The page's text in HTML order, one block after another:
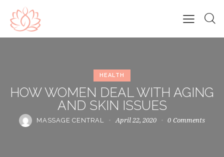
HEALTH
HOW WOMEN DEAL WITH AGING
AND SKIN ISSUES
MASSAGE CENTRAL April 22, 2020 0 Comments